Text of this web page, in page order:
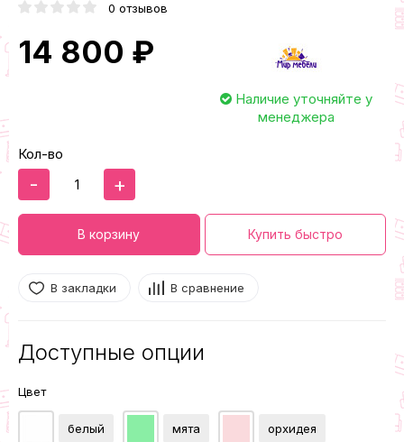
0 отзывов
14 800 ₽
Наличие уточняйте у
менеджера
Кол-во
- +
В корзину Купить быстро
В закладки В сравнение
Доступные опции
Цвет
белый мята орхидея